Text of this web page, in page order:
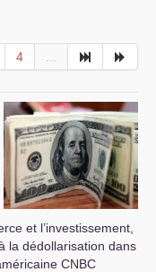
4
et l’investissement,
la dédollarisation dans
CNBC